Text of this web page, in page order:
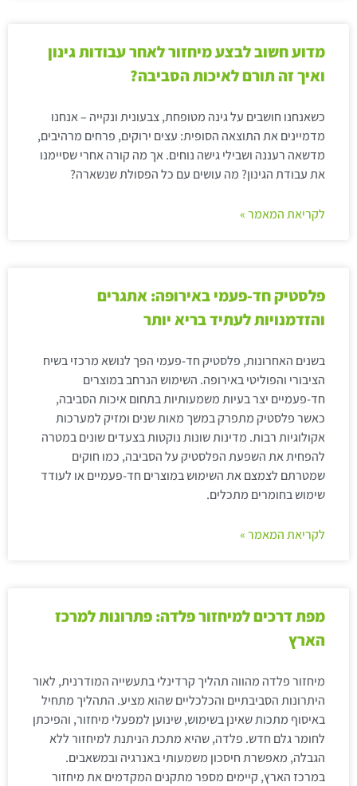
מדוע חשוב לבצע מיחזור לאחר עבודות גינון
ואיך זה תורם לאיכות הסביבה?
כשאנחנו חושבים על גינה מטופחת, צבעונית ונקייה – אנחנו
מדמיינים את התוצאה הסופית: עצים ירוקים, פרחים מרהיבים,
מדשאה רעננה ושבילי גישה נוחים. אך מה קורה אחרי שסיימנו
את עבודת הגינון? מה עושים עם כל הפסולת שנשארה?
לקריאת המאמר »
פלסטיק חד-פעמי באירופה: אתגרים
והזדמנויות לעתיד בריא יותר
בשנים האחרונות, פלסטיק חד-פעמי הפך לנושא מרכזי בשיח
הציבורי והפוליטי באירופה. השימוש הנרחב במוצרים
חד-פעמיים יצר בעיות משמעותיות בתחום איכות הסביבה,
כאשר פלסטיק מתפרק במשך מאות שנים ומזיק למערכות
אקולוגיות רבות. מדינות שונות נוקטות בצעדים שונים במטרה
להפחית את השפעת הפלסטיק על הסביבה, כמו חוקים
שמטרתם לצמצם את השימוש במוצרים חד-פעמיים או לעודד
שימוש בחומרים מתכלים.
לקריאת המאמר »
מפת דרכים למיחזור פלדה: פתרונות למרכז
הארץ
מיחזור פלדה מהווה תהליך קרדינלי בתעשייה המודרנית, לאור
היתרונות הסביבתיים והכלכליים שהוא מציע. התהליך מתחיל
באיסוף מתכות שאינן בשימוש, שינוען למפעלי מיחזור, והפיכתן
לחומר גלם חדש. פלדה, שהיא מתכת הניתנת למיחזור ללא
הגבלה, מאפשרת חיסכון משמעותי באנרגיה ובמשאבים.
במרכז הארץ, קיימים מספר מתקנים המקדמים את מיחזור